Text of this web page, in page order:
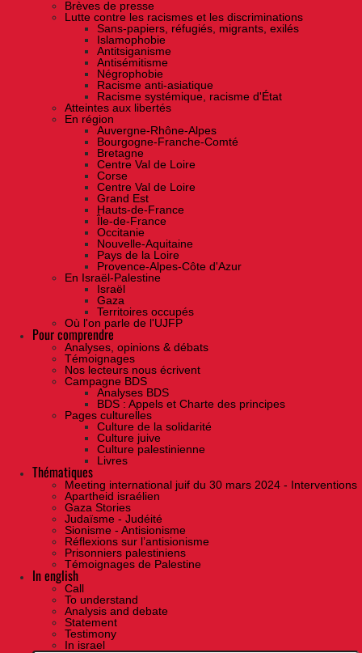
Brèves de presse
Lutte contre les racismes et les discriminations
Sans-papiers, réfugiés, migrants, exilés
Islamophobie
Antitsiganisme
Antisémitisme
Négrophobie
Racisme anti-asiatique
Racisme systémique, racisme d'État
Atteintes aux libertés
En région
Auvergne-Rhône-Alpes
Bourgogne-Franche-Comté
Bretagne
Centre Val de Loire
Corse
Centre Val de Loire
Grand Est
Hauts-de-France
Île-de-France
Occitanie
Nouvelle-Aquitaine
Pays de la Loire
Provence-Alpes-Côte d'Azur
En Israël-Palestine
Israël
Gaza
Territoires occupés
Où l'on parle de l'UJFP
Pour comprendre
Analyses, opinions & débats
Témoignages
Nos lecteurs nous écrivent
Campagne BDS
Analyses BDS
BDS : Appels et Charte des principes
Pages culturelles
Culture de la solidarité
Culture juive
Culture palestinienne
Livres
Thématiques
Meeting international juif du 30 mars 2024 - Interventions
Apartheid israélien
Gaza Stories
Judaïsme - Judéité
Sionisme - Antisionisme
Réflexions sur l’antisionisme
Prisonniers palestiniens
Témoignages de Palestine
In english
Call
To understand
Analysis and debate
Statement
Testimony
In israel